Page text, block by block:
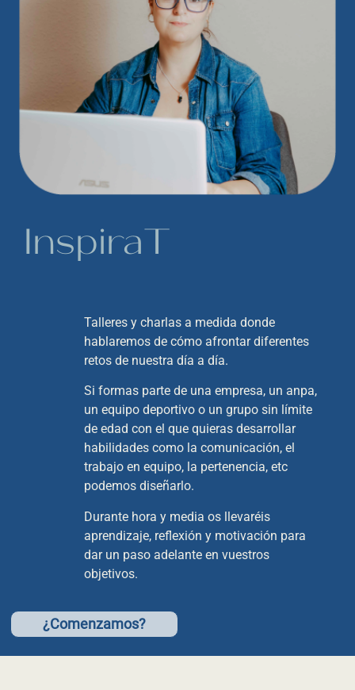
InspiraT
Talleres y charlas a medida donde
hablaremos de cómo afrontar diferentes
retos de nuestra día a día.
Si formas parte de una empresa, un anpa,
un equipo deportivo o un grupo sin límite
de edad con el que quieras desarrollar
habilidades como la comunicación, el
trabajo en equipo, la pertenencia, etc
podemos diseñarlo.
Durante hora y media os llevaréis
aprendizaje, reflexión y motivación para
dar un paso adelante en vuestros
objetivos.
¿Comenzamos?